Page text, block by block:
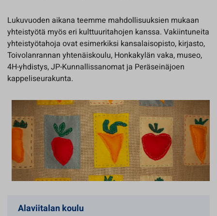
Lukuvuoden aikana teemme mahdollisuuksien mukaan
yhteistyötä myös eri kulttuuritahojen kanssa. Vakiintuneita
yhteistyötahoja ovat esimerkiksi kansalaisopisto, kirjasto,
Toivolanrannan yhtenäiskoulu, Honkakylän vaka, museo,
4H-yhdistys, JP-Kunnallissanomat ja Peräseinäjoen
kappeliseurakunta.
Alaviitalan koulu